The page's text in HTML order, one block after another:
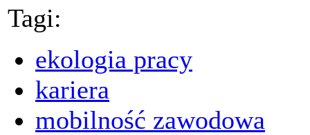
Tagi:
ekologia pracy
kariera
mobilność zawodowa